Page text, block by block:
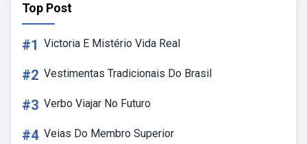
Top Post
#1 Victoria E Mistério Vida Real
#2 Vestimentas Tradicionais Do Brasil
#3 Verbo Viajar No Futuro
#4 Veias Do Membro Superior